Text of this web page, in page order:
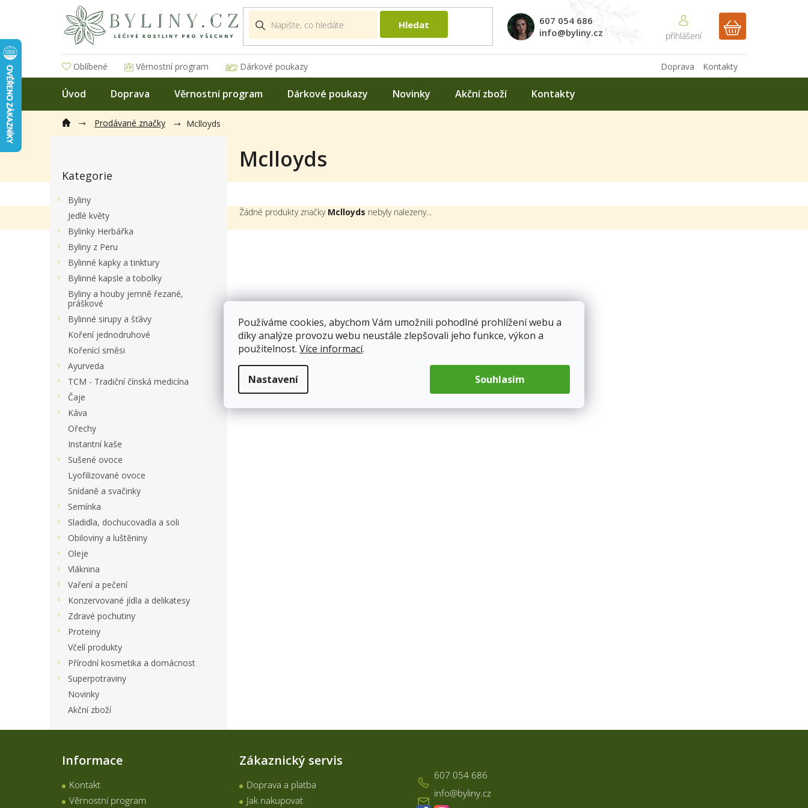
Používáme cookies, abychom Vám umožnili pohodlné prohlížení webu a
díky analýze provozu webu neustále zlepšovali jeho funkce, výkon a
použitelnost. Více informací.
Nastavení Souhlasím
Hledat
607 054 686
info@byliny.cz
NÁKUPNÍ
Oblíbené Věrnostní program Dárkové poukazy Kontakty
Doprava
Úvod Doprava Věrnostní program Dárkové poukazy Novinky Akční zboží Kontakty
Prodávané značky Mclloyds
t
a
n
kategorie
Kategorie
Byliny
Jedlé květy
Bylinky Herbářka
Byliny z Peru
Bylinné kapky a tinktury
Bylinné kapsle a tobolky
Byliny a houby jemně řezané,
práškové
Bylinné sirupy a šťávy
Koření jednodruhové
Kořenící směsi
Ayurveda
TCM - Tradiční čínská medicína
Čaje
Káva
Ořechy
Instantní kaše
Sušené ovoce
Lyofilizované ovoce
Snídaně a svačinky
Semínka
Sladidla, dochucovadla a soli
Obiloviny a luštěniny
Oleje
Vláknina
Vaření a pečení
Konzervované jídla a delikatesy
Zdravé pochutiny
Proteiny
Včelí produkty
Přírodní kosmetika a domácnost
Superpotraviny
Novinky
Akční zboží
Mclloyds
Žádné produkty značky Mclloyds nebyly nalezeny...
Informace
Kontakt
Věrnostní program
Zákaznický servis
Doprava a platba
Jak nakupovat
info@byliny.cz
607 054 686